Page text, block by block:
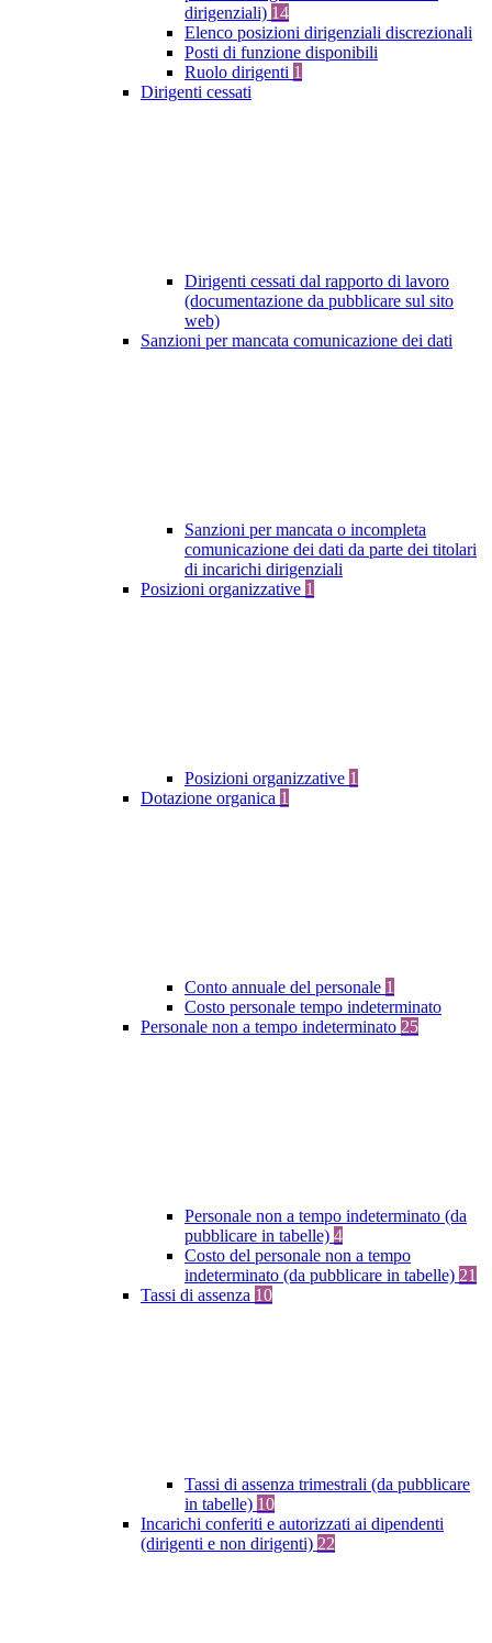
dirigenziali) 14
Elenco posizioni dirigenziali discrezionali
Posti di funzione disponibili
Ruolo dirigenti 1
Dirigenti cessati
Dirigenti cessati dal rapporto di lavoro
(documentazione da pubblicare sul sito
web)
Sanzioni per mancata comunicazione dei dati
Sanzioni per mancata o incompleta
comunicazione dei dati da parte dei titolari
di incarichi dirigenziali
Posizioni organizzative 1
Posizioni organizzative 1
Dotazione organica 1
Conto annuale del personale 1
Costo personale tempo indeterminato
Personale non a tempo indeterminato 25
Personale non a tempo indeterminato (da
pubblicare in tabelle) 4
Costo del personale non a tempo
indeterminato (da pubblicare in tabelle) 21
Tassi di assenza 10
Tassi di assenza trimestrali (da pubblicare
in tabelle) 10
Incarichi conferiti e autorizzati ai dipendenti
(dirigenti e non dirigenti) 22